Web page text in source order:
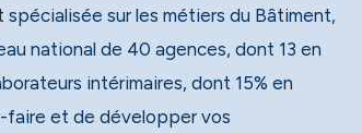
sur les métiers du Bâtiment,
intérimaires, dont 15% en
faire et de développer vos